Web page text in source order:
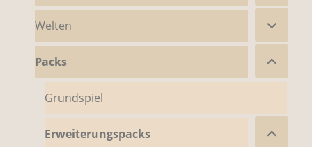
Welten Untermenü
öffnen
Packs Untermenü
öffnen
Grundspiel
Erweiterungspacks Untermenü
öffnen